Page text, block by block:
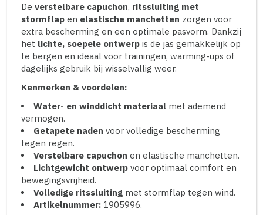
De verstelbare capuchon, ritssluiting met
stormflap en elastische manchetten zorgen voor
extra bescherming en een optimale pasvorm. Dankzij
het lichte, soepele ontwerp is de jas gemakkelijk op
te bergen en ideaal voor trainingen, warming-ups of
dagelijks gebruik bij wisselvallig weer.
Kenmerken & voordelen:
Water- en winddicht materiaal met ademend
vermogen.
Getapete naden voor volledige bescherming
tegen regen.
Verstelbare capuchon en elastische manchetten.
Lichtgewicht ontwerp voor optimaal comfort en
bewegingsvrijheid.
Volledige ritssluiting met stormflap tegen wind.
Artikelnummer: 1905996.